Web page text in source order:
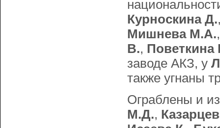
Курноскина Д.
Мишнева М.А.
В., Поветкина
заводе АКЗ, у
также угнаны
Ограблены и
М.Д.,